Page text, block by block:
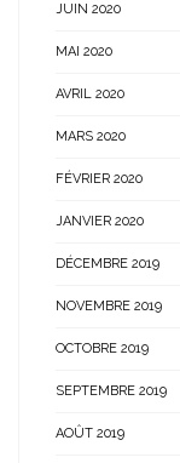
JUIN 2020
MAI 2020
AVRIL 2020
MARS 2020
FÉVRIER 2020
JANVIER 2020
DÉCEMBRE 2019
NOVEMBRE 2019
OCTOBRE 2019
SEPTEMBRE 2019
AOÛT 2019